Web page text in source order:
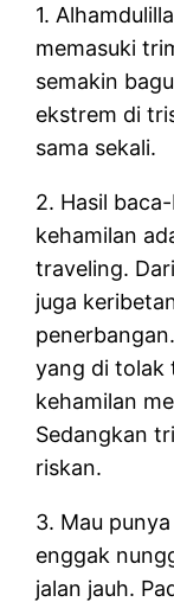
1.
memasuki
semakin
ekstrem di
sama sekali.
2. Hasil
kehamilan
traveling.
juga
yang di tolak
kehamilan
Sedangkan
riskan.
3. Mau
enggak
jalan jauh.